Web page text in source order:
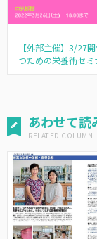
【外部主催】3/27
つための栄養術セミ
あわせて読